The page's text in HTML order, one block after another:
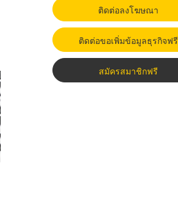
ติดต่อลงโฆษณา
ติดต่อขอเพิ่มข้อมูลธุรกิจฟรี
สมัครสมาชิกฟรี